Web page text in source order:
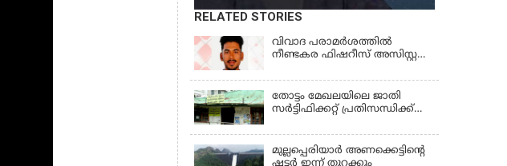
RELATED STORIES
വിവാദ പരാമര്‍ശത്തില്‍
നീണ്ടകര ഫിഷറീസ് അസിസ്റ്റന്റ്
തോട്ടം മേഖലയിലെ ജാതി
സര്‍ട്ടിഫിക്കറ്റ് പ്രതിസന്ധിക്ക്
മുല്ലപ്പെരിയാര്‍ അണക്കെട്ടിൻ്റെ